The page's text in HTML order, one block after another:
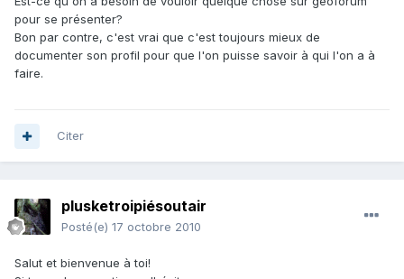
pour se présenter?
Bon par contre, c'est vrai que c'est toujours mieux de
documenter son profil pour que l'on puisse savoir à qui l'on a à
faire.
Citer
plusketroipiésoutair
Posté(e) 17 octobre 2010
Salut et bienvenue à toi!